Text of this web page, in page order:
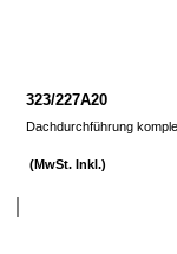
323/227A20
Dachdurchführung
(MwSt. Inkl.)